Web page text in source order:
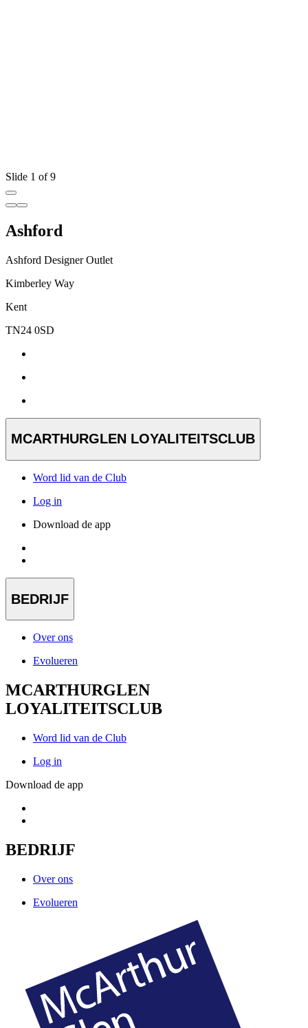
Slide 1 of 9
Ashford
Ashford Designer Outlet
Kimberley Way
Kent
TN24 0SD
MCARTHURGLEN LOYALITEITSCLUB
Word lid van de Club
Log in
Download de app
BEDRIJF
Over ons
Evolueren
MCARTHURGLEN
LOYALITEITSCLUB
Word lid van de Club
Log in
Download de app
BEDRIJF
Over ons
Evolueren